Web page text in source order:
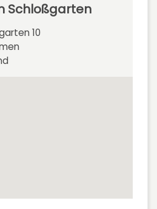
Schloßgarten
10